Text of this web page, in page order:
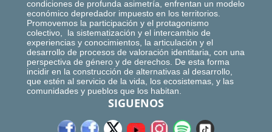
condiciones de profunda asimetría, enfrentan un modelo
económico depredador impuesto en los territorios.
Promovemos la participación y el protagonismo
colectivo, la sistematización y el intercambio de
experiencias y conocimientos, la articulación y el
desarrollo de procesos de valoración identitaria, con una
perspectiva de género y de derechos. De esta forma
incidir en la construcción de alternativas al desarrollo,
que estén al servicio de la vida, los ecosistemas, y las
comunidades y pueblos que los habitan.
SIGUENOS